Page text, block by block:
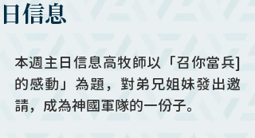
日信息
本週主日信息高牧師以「召你當兵]
的感動」為題，對弟兄姐妹發出邀
請，成為神國軍隊的一份子。